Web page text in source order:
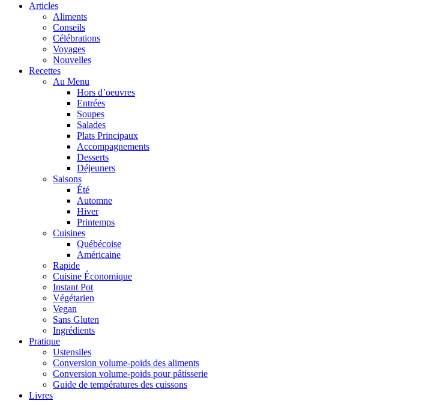
Articles
Aliments
Conseils
Célébrations
Voyages
Nouvelles
Recettes
Au Menu
Hors d’oeuvres
Entrées
Soupes
Salades
Plats Principaux
Accompagnements
Desserts
Déjeuners
Saisons
Été
Automne
Hiver
Printemps
Cuisines
Québécoise
Américaine
Rapide
Cuisine Économique
Instant Pot
Végétarien
Vegan
Sans Gluten
Ingrédients
Pratique
Ustensiles
Conversion volume-poids des aliments
Conversion volume-poids pour pâtisserie
Guide de températures des cuissons
Livres